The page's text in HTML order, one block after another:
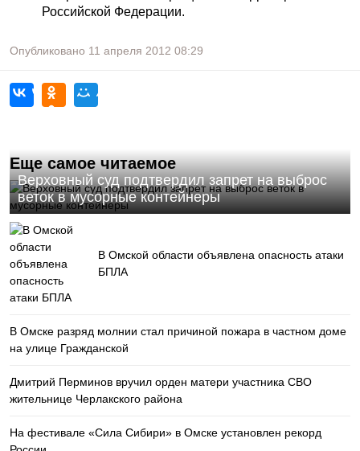
Российской Федерации.
Опубликовано 11 апреля 2012 08:29
Еще самое читаемое
Верховный суд подтвердил запрет на выброс
веток в мусорные контейнеры
В Омской области объявлена опасность атаки
БПЛА
В Омске разряд молнии стал причиной пожара в частном доме
на улице Гражданской
Дмитрий Перминов вручил орден матери участника СВО
жительнице Черлакского района
На фестивале «Сила Сибири» в Омске установлен рекорд